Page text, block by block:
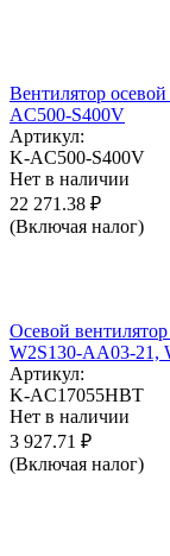
Вентилятор
AC500-S400V
Артикул:
K-AC500-S400V
Нет в наличии
22 271.38 ₽
(Включая налог)
Осевой
W2S130-AA03-21,
Артикул:
K-AC17055HBT
Нет в наличии
3 927.71 ₽
(Включая налог)